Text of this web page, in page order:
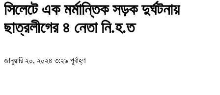
সিলেটে এক মর্মান্তিক সড়ক দুর্ঘটনায়
ছাত্রলীগের ৪ নেতা নি.হ.ত
জানুয়ারি ২০, ২০২৪ ৩:২৯ পূর্বাহ্ণ